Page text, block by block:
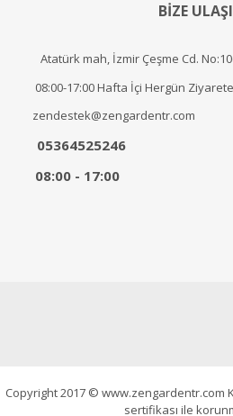
BİZE
Atatürk mah, İzmir Çeşme Cd.
08:00-17:00 Hafta İçi Hergün Ziyarete
zendestek@zengardentr.com
05364525246
08:00 - 17:00
Copyright 2017 © www.zengardentr.com
sertifikası ile